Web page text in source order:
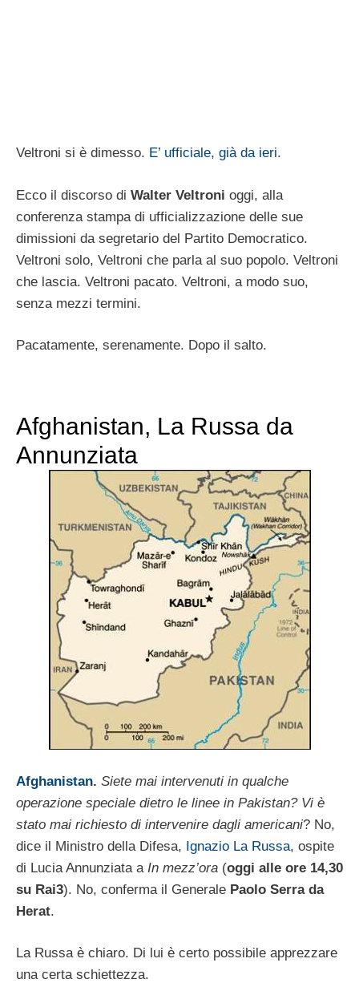
Veltroni si è dimesso. E’ ufficiale, già da ieri.
Ecco il discorso di Walter Veltroni oggi, alla
conferenza stampa di ufficializzazione delle sue
dimissioni da segretario del Partito Democratico.
Veltroni solo, Veltroni che parla al suo popolo. Veltroni
che lascia. Veltroni pacato. Veltroni, a modo suo,
senza mezzi termini.
Pacatamente, serenamente. Dopo il salto.
Afghanistan, La Russa da
Annunziata
Afghanistan. Siete mai intervenuti in qualche
operazione speciale dietro le linee in Pakistan? Vi è
stato mai richiesto di intervenire dagli americani? No,
dice il Ministro della Difesa, Ignazio La Russa, ospite
di Lucia Annunziata a In mezz’ora (oggi alle ore 14,30
su Rai3). No, conferma il Generale Paolo Serra da
Herat.
La Russa è chiaro. Di lui è certo possibile apprezzare
una certa schiettezza.